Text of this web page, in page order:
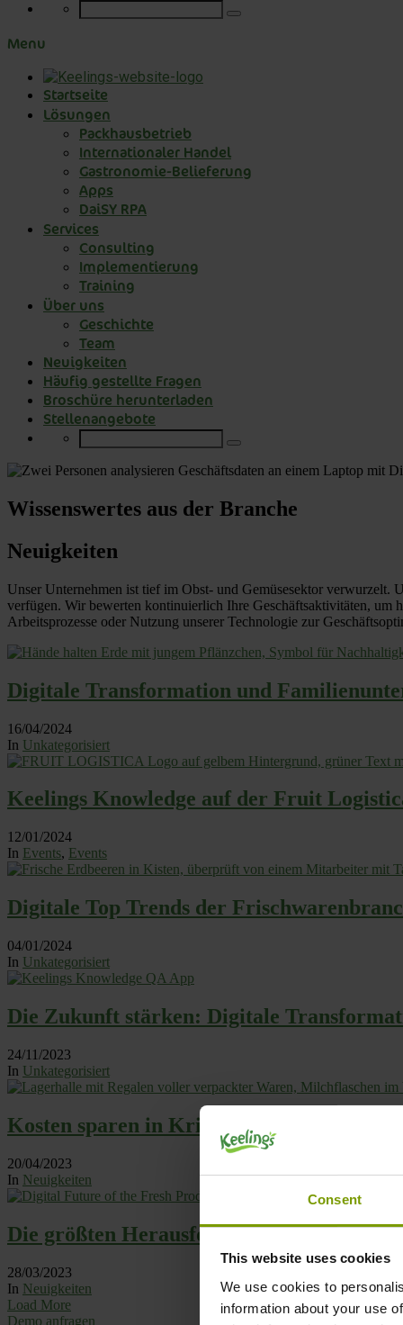
Consent
This website uses cookies
We use cookies to
information about your use
Menu
Startseite
Lösungen
Packhausbetrieb
Internationaler Handel
Gastronomie-Belieferung
Apps
DaiSY RPA
Services
Consulting
Implementierung
Training
Über uns
Geschichte
Team
Neuigkeiten
Häufig gestellte Fragen
Broschüre herunterladen
Stellenangebote
Wissenswertes aus der Branche
Neuigkeiten
Unser Unternehmen ist tief im Obst- und Gemüsesektor verwurzelt.
verfügen. Wir bewerten kontinuierlich Ihre Geschäftsaktivitäten, um
Arbeitsprozesse oder Nutzung unserer Technologie zur
Digitale Transformation und
16/04/2024
In Unkategorisiert
Keelings Knowledge auf der Fruit
12/01/2024
In Events, Events
Digitale Top Trends der
04/01/2024
In Unkategorisiert
Die Zukunft stärken: Digitale
24/11/2023
In Unkategorisiert
Kosten sparen in Krisenzeiten
20/04/2023
In Neuigkeiten
Die größten Herausforderungen der
28/03/2023
In Neuigkeiten
Load More
Demo anfragen